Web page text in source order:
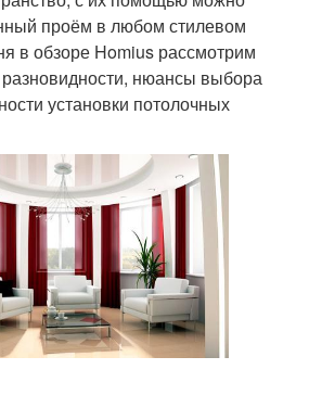
проём в любом стилевом
в обзоре Homius рассмотрим
нюансы выбора
установки потолочных